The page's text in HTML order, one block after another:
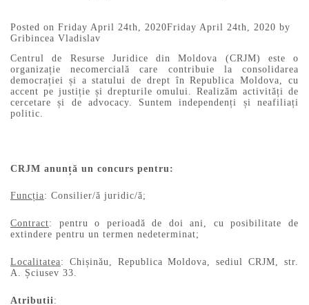
Posted on Friday April 24th, 2020Friday April 24th, 2020 by
Gribincea Vladislav
Centrul de Resurse Juridice din Moldova (CRJM) este o
organizație necomercială care contribuie la consolidarea
democrației și a statului de drept în Republica Moldova, cu
accent pe justiție și drepturile omului. Realizăm activități de
cercetare și de advocacy. Suntem independenți și neafiliați
politic.
CRJM anunță un concurs pentru:
Funcția: Consilier/ă juridic/ă;
Contract: pentru o perioadă de doi ani, cu posibilitate de
extindere pentru un termen nedeterminat;
Localitatea: Chișinău, Republica Moldova, sediul CRJM, str.
A. Șciusev 33.
Atribuții :